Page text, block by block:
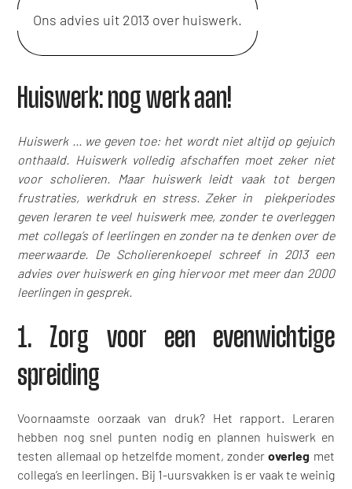
Ons advies uit 2013 over huiswerk.
Huiswerk: nog werk aan!
Huiswerk … we geven toe: het wordt niet altijd op gejuich
onthaald. Huiswerk volledig afschaffen moet zeker niet
voor scholieren. Maar huiswerk leidt vaak tot bergen
frustraties, werkdruk en stress. Zeker in piekperiodes
geven leraren te veel huiswerk mee, zonder te overleggen
met collega’s of leerlingen en zonder na te denken over de
meerwaarde. De Scholierenkoepel schreef in 2013 een
advies over huiswerk en ging hiervoor met meer dan 2000
leerlingen in gesprek.
1. Zorg voor een evenwichtige
spreiding
Voornaamste oorzaak van druk? Het rapport. Leraren
hebben nog snel punten nodig en plannen huiswerk en
testen allemaal op hetzelfde moment, zonderoverleg met
collega’s en leerlingen. Bij 1-uursvakken is er vaak te weinig